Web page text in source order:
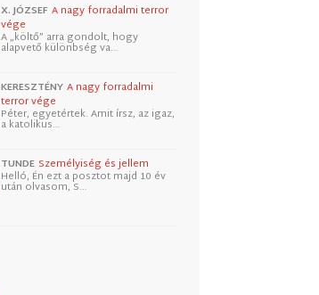
X. JÓZSEF A nagy forradalmi terror
vége
A „költő” arra gondolt, hogy
alapvető különbség va…
KERESZTÉNY A nagy forradalmi
terror vége
Péter, egyetértek. Amit írsz, az igaz,
a katolikus…
TUNDE Személyiség és jellem
Helló, Én ezt a posztot majd 10 év
után olvasom, S…